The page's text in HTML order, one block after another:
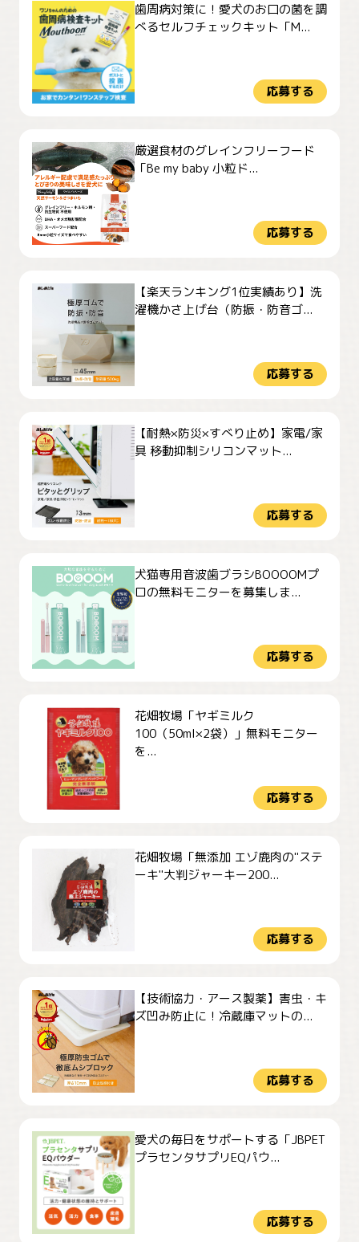
歯周病対策に！愛犬のお口の菌を調
べるセルフチェックキット「M...
応募する
厳選食材のグレインフリーフード
「Be my baby 小粒ド...
応募する
【楽天ランキング1位実績あり】洗
濯機かさ上げ台（防振・防音ゴ...
応募する
【耐熱×防災×すべり止め】家電/家
具 移動抑制シリコンマット...
応募する
犬猫専用音波歯ブラシBOOOOMプ
ロの無料モニターを募集しま...
応募する
花畑牧場「ヤギミルク
100（50ml×2袋）」無料モニター
を...
応募する
花畑牧場「無添加 エゾ鹿肉の"ステ
ーキ"大判ジャーキー200...
応募する
【技術協力・アース製薬】害虫・キ
ズ凹み防止に！冷蔵庫マットの...
応募する
愛犬の毎日をサポートする「JBPET
プラセンタサプリEQパウ...
応募する